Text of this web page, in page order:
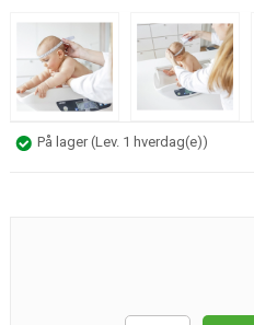
På lager(Lev. 1 hverdag(e))